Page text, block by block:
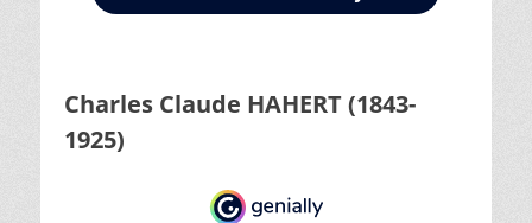
Charles Claude HAHERT (1843-
1925)